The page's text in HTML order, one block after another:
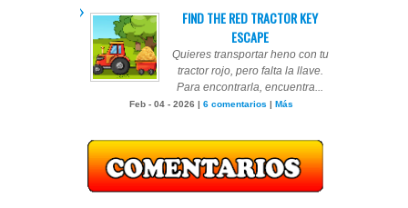
FIND THE RED TRACTOR KEY
ESCAPE
Quieres transportar heno con tu
tractor rojo, pero falta la llave.
Para encontrarla, encuentra...
Feb - 04 - 2026 | 6 comentarios | Más